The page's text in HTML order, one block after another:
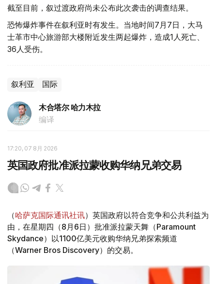
截至目前，叙过渡政府尚未公布此次袭击的调查结果。
恐怖爆炸事件在叙利亚时有发生。当地时间7月7日，大马
士革市中心旅游部大楼附近发生两起爆炸，造成1人死亡、
36人受伤。
叙利亚 国际
木合塔尔 哈力木拉
编译
17:20, 07 8月 2026
英国政府批准派拉蒙收购华纳兄弟交易
（哈萨克国际通讯社讯）英国政府以符合竞争和公共利益为
由，在星期四（8月6日）批准派拉蒙天舞（Paramount
Skydance）以1100亿美元收购华纳兄弟探索频道
（Warner Bros Discovery）的交易。